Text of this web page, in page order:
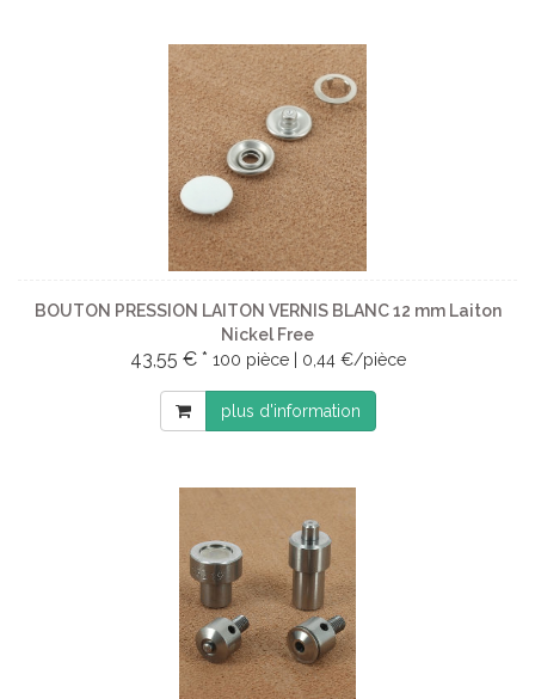
BOUTON PRESSION LAITON VERNIS BLANC 12 mm Laiton
Nickel Free
43,55 € * 100 pièce | 0,44 €/pièce
plus d'information